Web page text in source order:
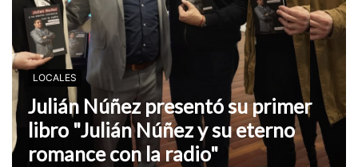
LOCALES
Julián Núñez presentó su primer
libro "Julián Núñez y su eterno
romance con la radio"